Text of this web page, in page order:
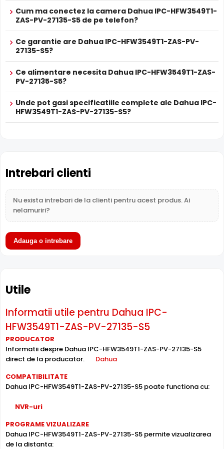
Microfon Incorporat
Dahua IPC-HFW3549T1-ZAS-PV-27135-S5 dispune de
timp real. Sunetul se sincronizeaza cu imaginea video,
zona monitorizata.
FunctiaTRUE WDRoferita de senzorul de imagine al
Intrari Audio
Camera Dahua IPC-HFW3549T1-ZAS-PV-27135-S5 are
intrari audio, la care puteti conecta microfoane,
permitand supravegherea audio de la distanta, de pe PC
sau chiar telefonul mobil.
Inregistrare pe Card
card microSD
direct pe camera. Utila ca backup sau pentru instalari
fara DVR/NVR.
ALIMENTARE
Alimentare
12V DC / 011.4 W
Sursa de alimentare NU este inclusa
Alimentare
POE
Nu
Prospect
tehnic
Dahua IPC-HFW3549T1-ZAS-PV-27135-S5
* Specificatiile tehnice ale produsului Dahua IPC-HFW3549T1-ZAS-PV-
27135-S5 au caracter informativ.
Cum ma conectez la camera Dahua IPC-HFW3549T1-
ZAS-PV-27135-S5 de pe telefon?
Ce garantie are Dahua IPC-HFW3549T1-ZAS-PV-
27135-S5?
Ce alimentare necesita Dahua IPC-HFW3549T1-ZAS-
PV-27135-S5?
Unde pot gasi specificatiile complete ale Dahua IPC-
HFW3549T1-ZAS-PV-27135-S5?
Intrebari clienti
Nu exista intrebari de la clienti pentru acest produs. Ai
nelamuriri?
Adauga o intrebare
Utile
Informatii utile pentru Dahua IPC-
HFW3549T1-ZAS-PV-27135-S5
PRODUCATOR
Informatii despre Dahua IPC-HFW3549T1-ZAS-PV-27135-S5
direct de la producator.
Dahua
COMPATIBILITATE
Dahua IPC-HFW3549T1-ZAS-PV-27135-S5 poate functiona cu:
NVR-uri
PROGRAME VIZUALIZARE
Dahua IPC-HFW3549T1-ZAS-PV-27135-S5 permite vizualizarea
de la distanta: